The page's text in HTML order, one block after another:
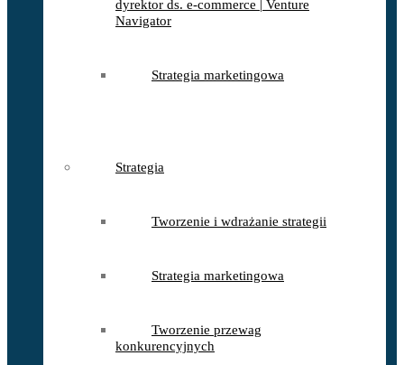
dyrektor ds. e-commerce | Venture
Navigator
Strategia marketingowa
Strategia
Tworzenie i wdrażanie strategii
Strategia marketingowa
Tworzenie przewag
konkurencyjnych